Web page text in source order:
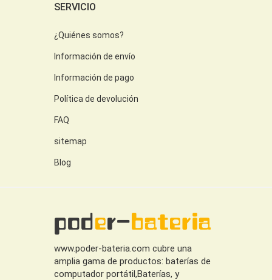
SERVICIO
¿Quiénes somos?
Información de envío
Información de pago
Política de devolución
FAQ
sitemap
Blog
www.poder-bateria.com cubre una
amplia gama de productos: baterías de
computador portátil,Baterías, y